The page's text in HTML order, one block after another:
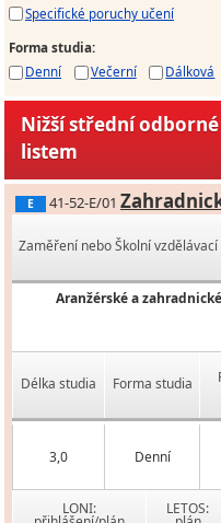
Specifické poruchy učení
Forma studia:
Denní
Večerní Dálková
Nižší střední
listem
E 41-52-E/01
Zaměření nebo Školní vzdělávací
Aranžérské a
Délka studia Forma studia
3,0 Denní
LONI: LETOS: